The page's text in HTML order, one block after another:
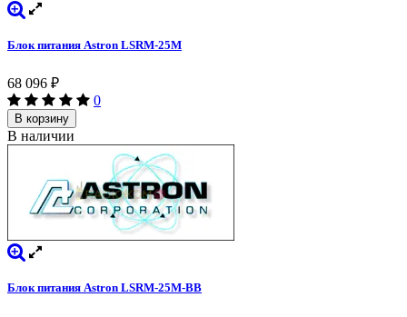
Блок питания Astron LSRM-25M
68 096 ₽
0
В корзину
В наличии
Блок питания Astron LSRM-25M-BB